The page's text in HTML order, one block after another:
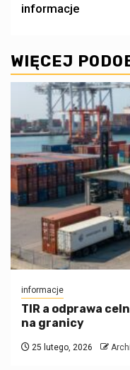
informacje
WIĘCEJ
informacje
TIR a odprawa
na granicy
25 lutego, 2026